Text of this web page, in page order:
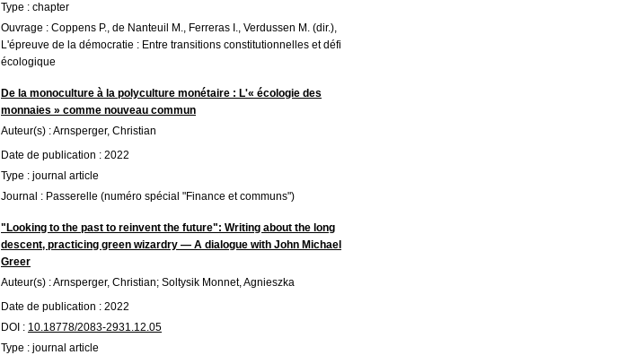
Type : chapter
Ouvrage : Coppens P., de Nanteuil M., Ferreras I., Verdussen M. (dir.),
L'épreuve de la démocratie : Entre transitions constitutionnelles et défi
écologique
De la monoculture à la polyculture monétaire : L'« écologie des
monnaies » comme nouveau commun
Auteur(s) : Arnsperger, Christian
Date de publication : 2022
Type : journal article
Journal : Passerelle (numéro spécial "Finance et communs")
"Looking to the past to reinvent the future": Writing about the long
descent, practicing green wizardry — A dialogue with John Michael
Greer
Auteur(s) : Arnsperger, Christian; Soltysik Monnet, Agnieszka
Date de publication : 2022
DOI : 10.18778/2083-2931.12.05
Type : journal article